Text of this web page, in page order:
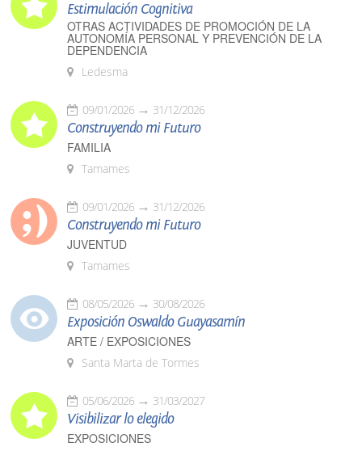
Estimulación Cognitiva
OTRAS ACTIVIDADES DE PROMOCIÓN DE LA
AUTONOMÍA PERSONAL Y PREVENCIÓN DE LA
DEPENDENCIA
Ledesma
09/01/2026 31/12/2026
Construyendo mi Futuro
FAMILIA
Tamames
09/01/2026 31/12/2026
Construyendo mi Futuro
JUVENTUD
Tamames
08/05/2026 30/08/2026
Exposición Oswaldo Guayasamín
ARTE / EXPOSICIONES
Santa Marta de Tormes
05/06/2026 31/03/2027
Visibilizar lo elegido
EXPOSICIONES